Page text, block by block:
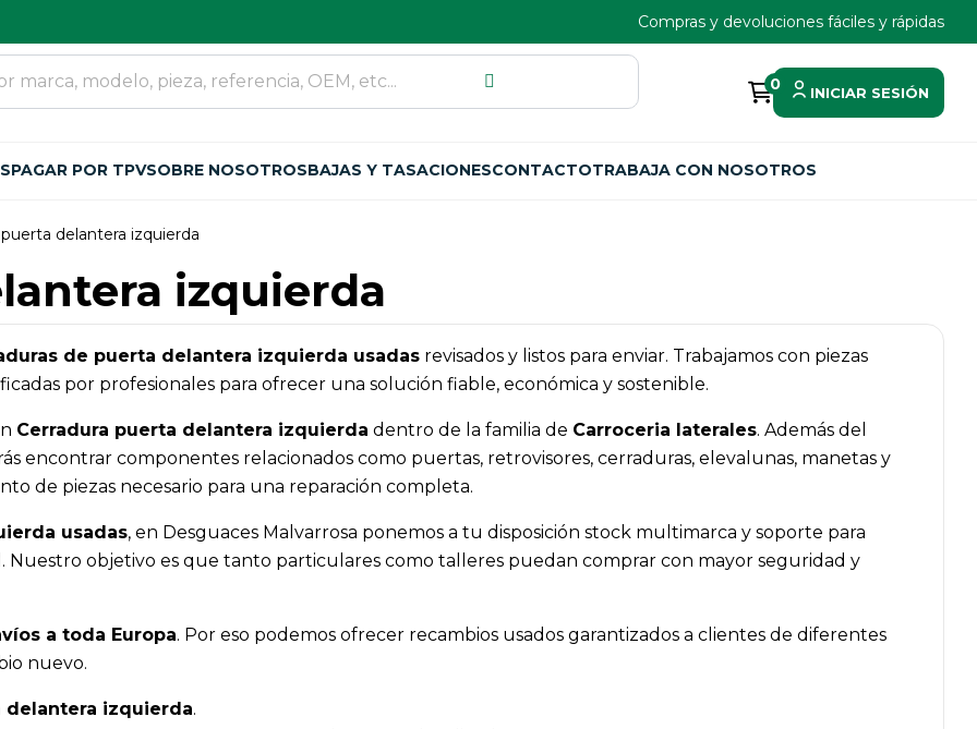
Compras y devoluciones fáciles y rápidas
0 INICIAR SESIÓN
PAGAR POR TPVSOBRE NOSOTROSBAJAS Y TASACIONESCONTACTOTRABAJA CON NOSOTROS
puerta delantera izquierda
izquierda
de puerta delantera izquierda usadas revisados y listos para enviar. Trabajamos con piezas
por profesionales para ofrecer una solución fiable, económica y sostenible.
Cerradura puerta delantera izquierda dentro de la familia de Carroceria laterales. Además del
encontrar componentes relacionados como puertas, retrovisores, cerraduras, elevalunas, manetas y
de piezas necesario para una reparación completa.
usadas, en Desguaces Malvarrosa ponemos a tu disposición stock multimarca y soporte para
Nuestro objetivo es que tanto particulares como talleres puedan comprar con mayor seguridad y
a toda Europa. Por eso podemos ofrecer recambios usados garantizados a clientes de diferentes
nuevo.
delantera izquierda.